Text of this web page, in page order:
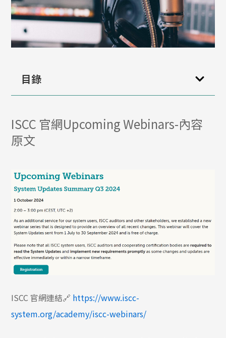
目錄
ISCC 官網Upcoming Webinars-內容
原文
ISCC 官網連結🔗 https://www.iscc-
system.org/academy/iscc-webinars/